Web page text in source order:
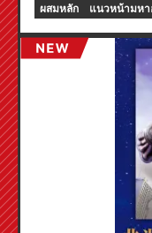
เวลาจำกัด เริ่มตั้ง
สามารถรับมินิกา
ผสมหลัก แนวหน้ามหา